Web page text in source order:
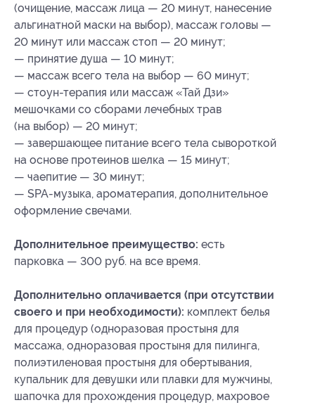
(очищение, массаж лица — 20 минут, нанесение
альгинатной маски на выбор), массаж головы —
20 минут или массаж стоп — 20 минут;
— принятие душа — 10 минут;
— массаж всего тела на выбор — 60 минут;
— стоун-терапия или массаж «Тай Дзи»
мешочками со сборами лечебных трав
(на выбор) — 20 минут;
— завершающее питание всего тела сывороткой
на основе протеинов шелка — 15 минут;
— чаепитие — 30 минут;
— SPA-музыка, ароматерапия, дополнительное
оформление свечами.
Дополнительное преимущество: есть
парковка — 300 руб. на все время.
Дополнительно оплачивается (при отсутствии
своего и при необходимости): комплект белья
для процедур (одноразовая простыня для
массажа, одноразовая простыня для пилинга,
полиэтиленовая простыня для обертывания,
купальник для девушки или плавки для мужчины,
шапочка для прохождения процедур, махровое